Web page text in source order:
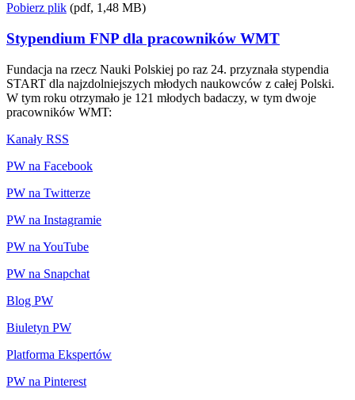
Pobierz plik (pdf, 1,48 MB)
Stypendium FNP dla pracowników WMT
Fundacja na rzecz Nauki Polskiej po raz 24. przyznała stypendia
START dla najzdolniejszych młodych naukowców z całej Polski.
W tym roku otrzymało je 121 młodych badaczy, w tym dwoje
pracowników WMT:
Kanały RSS
PW na Facebook
PW na Twitterze
PW na Instagramie
PW na YouTube
PW na Snapchat
Blog PW
Biuletyn PW
Platforma Ekspertów
PW na Pinterest